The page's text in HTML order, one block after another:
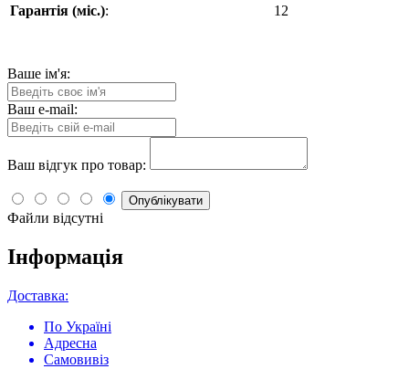
Гарантія (міс.): 12
Ваше ім'я:
Ваш e-mail:
Ваш відгук про товар:
Опублікувати
Файли відсутні
Інформація
Доставка:
По Україні
Адресна
Самовивіз